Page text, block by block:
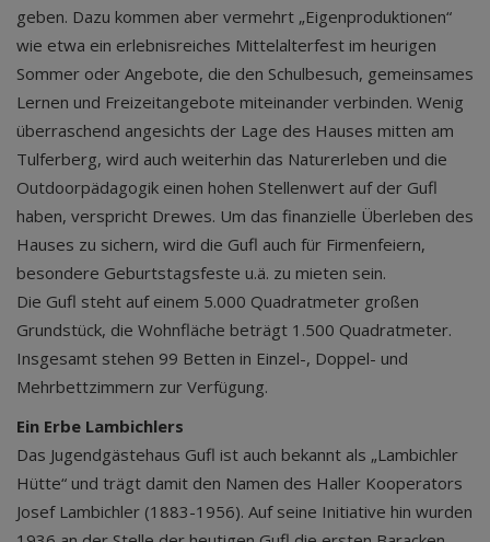
geben. Dazu kommen aber vermehrt „Eigenproduktionen“
wie etwa ein erlebnisreiches Mittelalterfest im heurigen
Sommer oder Angebote, die den Schulbesuch, gemeinsames
Lernen und Freizeitangebote miteinander verbinden. Wenig
überraschend angesichts der Lage des Hauses mitten am
Tulferberg, wird auch weiterhin das Naturerleben und die
Outdoorpädagogik einen hohen Stellenwert auf der Gufl
haben, verspricht Drewes. Um das finanzielle Überleben des
Hauses zu sichern, wird die Gufl auch für Firmenfeiern,
besondere Geburtstagsfeste u.ä. zu mieten sein.
Die Gufl steht auf einem 5.000 Quadratmeter großen
Grundstück, die Wohnfläche beträgt 1.500 Quadratmeter.
Insgesamt stehen 99 Betten in Einzel-, Doppel- und
Mehrbettzimmern zur Verfügung.
Ein Erbe Lambichlers
Das Jugendgästehaus Gufl ist auch bekannt als „Lambichler
Hütte“ und trägt damit den Namen des Haller Kooperators
Josef Lambichler (1883-1956). Auf seine Initiative hin wurden